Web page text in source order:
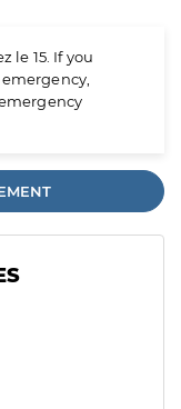
le 15. If you